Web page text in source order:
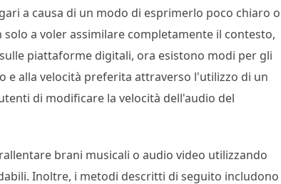
a causa di un modo di esprimerlo poco chiaro o
a voler assimilare completamente il contesto,
piattaforme digitali, ora esistono modi per gli
alla velocità preferita attraverso l'utilizzo di un
di modificare la velocità dell'audio del
brani musicali o audio video utilizzando
Inoltre, i metodi descritti di seguito includono